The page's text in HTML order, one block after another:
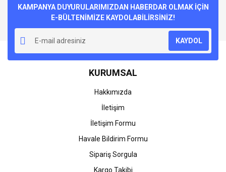
Yorum Yaz
Görüş ve önerileriniz için teşekkür ederiz.
Ürün resmi kalitesiz, bozuk veya görüntülenemiyor.
Ürün açıklamasında eksik bilgiler bulunuyor.
Ürün bilgilerinde hatalar bulunuyor.
Ürün fiyatı diğer sitelerden daha pahalı.
Gönder
KAMPANYA DUYURULARIMIZDAN HABERDAR OLMAK İÇİN
E-BÜLTENİMİZE KAYDOLABİLİRSİNİZ!
KAYDOL
KURUMSAL
Hakkımızda
İletişim
İletişim Formu
Havale Bildirim Formu
Sipariş Sorgula
Kargo Takibi